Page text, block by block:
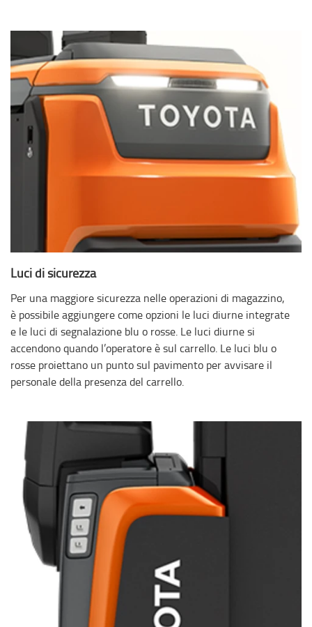
Luci di sicurezza
Per una maggiore sicurezza nelle operazioni di magazzino,
è possibile aggiungere come opzioni le luci diurne integrate
e le luci di segnalazione blu o rosse. Le luci diurne si
accendono quando l’operatore è sul carrello. Le luci blu o
rosse proiettano un punto sul pavimento per avvisare il
personale della presenza del carrello.